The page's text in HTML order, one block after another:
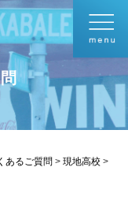
あるご質問 > 現地高校 >